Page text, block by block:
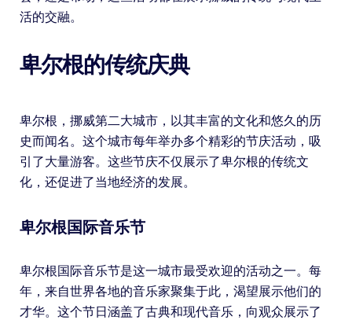
活的交融。
卑尔根的传统庆典
卑尔根，挪威第二大城市，以其丰富的文化和悠久的历
史而闻名。这个城市每年举办多个精彩的节庆活动，吸
引了大量游客。这些节庆不仅展示了卑尔根的传统文
化，还促进了当地经济的发展。
卑尔根国际音乐节
卑尔根国际音乐节是这一城市最受欢迎的活动之一。每
年，来自世界各地的音乐家聚集于此，渴望展示他们的
才华。这个节日涵盖了古典和现代音乐，向观众展示了